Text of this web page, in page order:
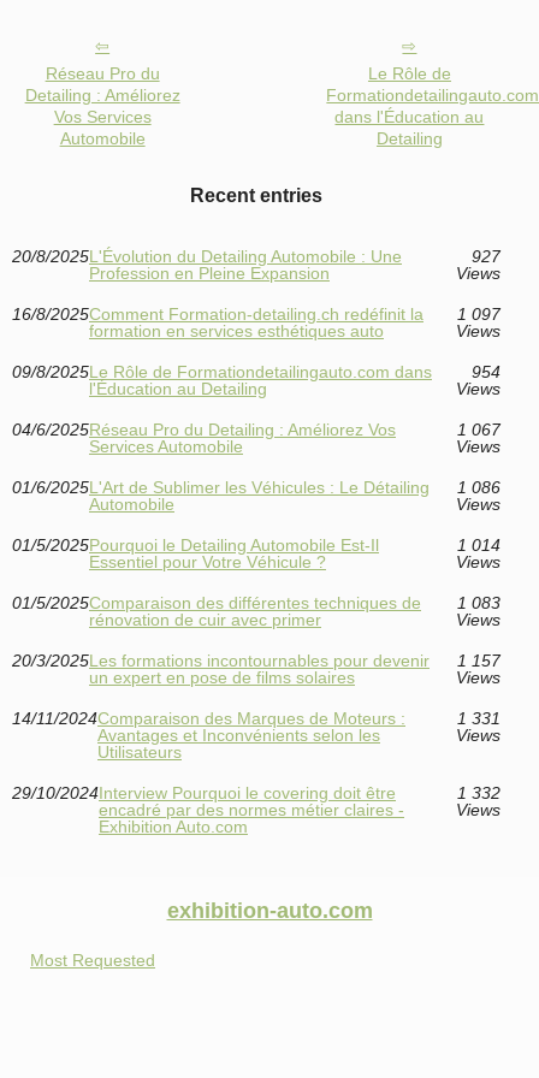
Réseau Pro du
Detailing : Améliorez
Vos Services
Automobile
Le Rôle de
Formationdetailingauto.com
dans l'Éducation au
Detailing
Recent entries
20/8/2025L'Évolution du Detailing Automobile : Une
Profession en Pleine Expansion
927
Views
16/8/2025Comment Formation-detailing.ch redéfinit la
formation en services esthétiques auto
1 097
Views
09/8/2025Le Rôle de Formationdetailingauto.com dans
l'Éducation au Detailing
954
Views
04/6/2025Réseau Pro du Detailing : Améliorez Vos
Services Automobile
1 067
Views
01/6/2025L'Art de Sublimer les Véhicules : Le Détailing
Automobile
1 086
Views
01/5/2025Pourquoi le Detailing Automobile Est-Il
Essentiel pour Votre Véhicule ?
1 014
Views
01/5/2025Comparaison des différentes techniques de
rénovation de cuir avec primer
1 083
Views
20/3/2025Les formations incontournables pour devenir
un expert en pose de films solaires
1 157
Views
14/11/2024Comparaison des Marques de Moteurs :
Avantages et Inconvénients selon les
Utilisateurs
1 331
Views
29/10/2024Interview Pourquoi le covering doit être
encadré par des normes métier claires -
Exhibition Auto.com
1 332
Views
exhibition-auto.com
Most Requested